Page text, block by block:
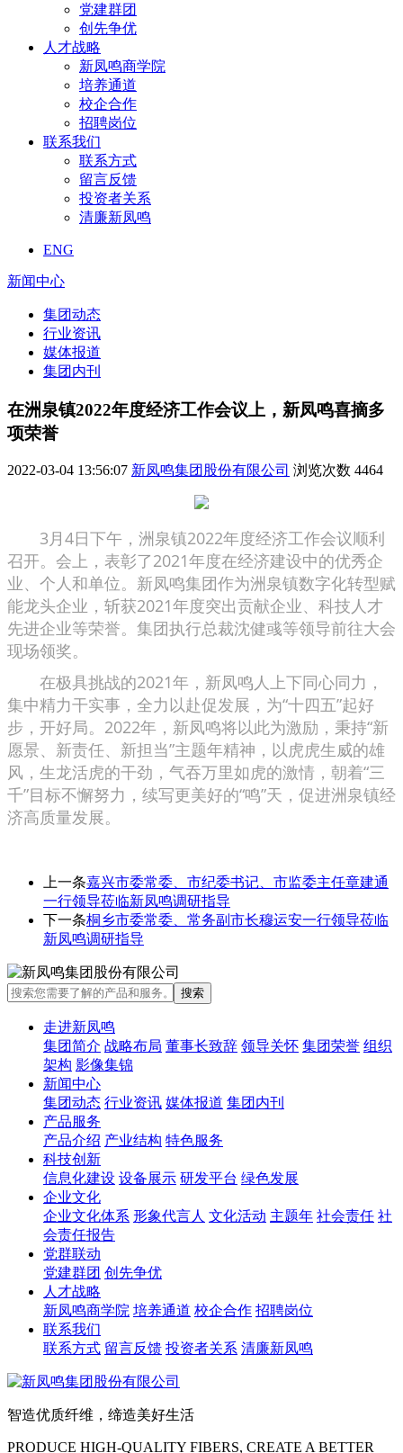
党建群团
创先争优
人才战略
新凤鸣商学院
培养通道
校企合作
招聘岗位
联系我们
联系方式
留言反馈
投资者关系
清廉新凤鸣
ENG
新闻中心
集团动态
行业资讯
媒体报道
集团内刊
在洲泉镇2022年度经济工作会议上，新凤鸣喜摘多
项荣誉
2022-03-04 13:56:07 新凤鸣集团股份有限公司 浏览次数 4464
3月4日下午，洲泉镇2022年度经济工作会议顺利
召开。会上，表彰了2021年度在经济建设中的优秀企
业、个人和单位。新凤鸣集团作为洲泉镇数字化转型赋
能龙头企业，斩获2021年度突出贡献企业、科技人才
先进企业等荣誉。集团执行总裁沈健彧等领导前往大会
现场领奖。
在极具挑战的2021年，新凤鸣人上下同心同力，
集中精力干实事，全力以赴促发展，为“十四五”起好
步，开好局。2022年，新凤鸣将以此为激励，秉持“新
愿景、新责任、新担当”主题年精神，以虎虎生威的雄
风，生龙活虎的干劲，气吞万里如虎的激情，朝着“三
千”目标不懈努力，续写更美好的“鸣”天，促进洲泉镇经
济高质量发展。
上一条嘉兴市委常委、市纪委书记、市监委主任章建通
一行领导莅临新凤鸣调研指导
下一条桐乡市委常委、常务副市长穆运安一行领导莅临
新凤鸣调研指导
走进新凤鸣
集团简介 战略布局 董事长致辞 领导关怀 集团荣誉 组织
架构 影像集锦
新闻中心
集团动态 行业资讯 媒体报道 集团内刊
产品服务
产品介绍 产业结构 特色服务
科技创新
信息化建设 设备展示 研发平台 绿色发展
企业文化
企业文化体系 形象代言人 文化活动 主题年 社会责任 社
会责任报告
党群联动
党建群团 创先争优
人才战略
新凤鸣商学院 培养通道 校企合作 招聘岗位
联系我们
联系方式 留言反馈 投资者关系 清廉新凤鸣
智造优质纤维，缔造美好生活
PRODUCE HIGH-QUALITY FIBERS, CREATE A BETTER